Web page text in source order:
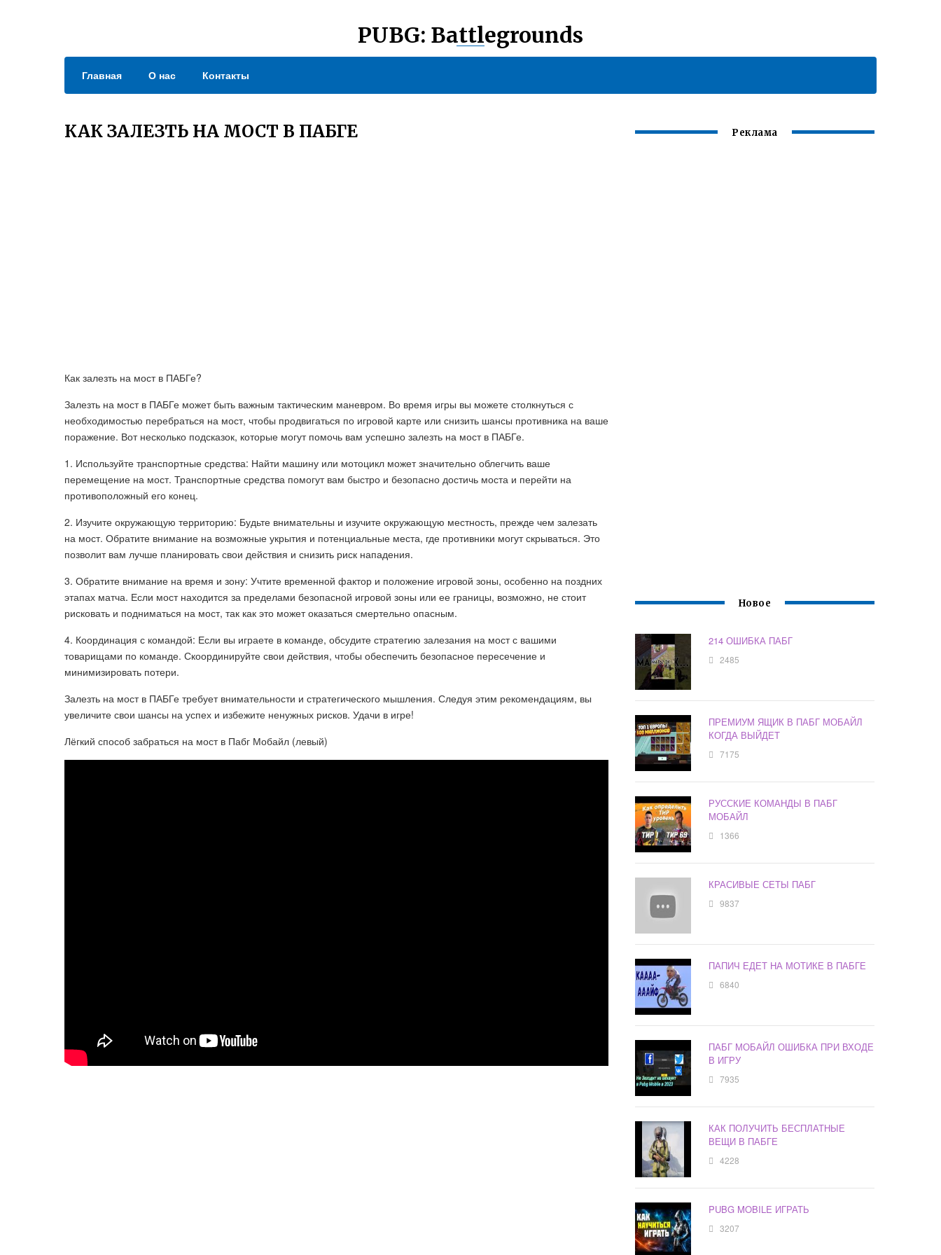
PUBG: Battlegrounds
Главная О нас Контакты
КАК ЗАЛЕЗТЬ НА МОСТ В ПАБГЕ
Как залезть на мост в ПАБГе?
Залезть на мост в ПАБГе может быть важным тактическим маневром. Во время игры вы можете столкнуться с
необходимостью перебраться на мост, чтобы продвигаться по игровой карте или снизить шансы противника на ваше
поражение. Вот несколько подсказок, которые могут помочь вам успешно залезть на мост в ПАБГе.
1. Используйте транспортные средства: Найти машину или мотоцикл может значительно облегчить ваше
перемещение на мост. Транспортные средства помогут вам быстро и безопасно достичь моста и перейти на
противоположный его конец.
2. Изучите окружающую территорию: Будьте внимательны и изучите окружающую местность, прежде чем залезать
на мост. Обратите внимание на возможные укрытия и потенциальные места, где противники могут скрываться. Это
позволит вам лучше планировать свои действия и снизить риск нападения.
3. Обратите внимание на время и зону: Учтите временной фактор и положение игровой зоны, особенно на поздних
этапах матча. Если мост находится за пределами безопасной игровой зоны или ее границы, возможно, не стоит
рисковать и подниматься на мост, так как это может оказаться смертельно опасным.
4. Координация с командой: Если вы играете в команде, обсудите стратегию залезания на мост с вашими
товарищами по команде. Скоординируйте свои действия, чтобы обеспечить безопасное пересечение и
минимизировать потери.
Залезть на мост в ПАБГе требует внимательности и стратегического мышления. Следуя этим рекомендациям, вы
увеличите свои шансы на успех и избежите ненужных рисков. Удачи в игре!
Лёгкий способ забраться на мост в Пабг Мобайл (левый)
Реклама
Новое
214 ОШИБКА ПАБГ
2485
ПРЕМИУМ ЯЩИК В ПАБГ МОБАЙЛ
КОГДА ВЫЙДЕТ
7175
РУССКИЕ КОМАНДЫ В ПАБГ
МОБАЙЛ
1366
КРАСИВЫЕ СЕТЫ ПАБГ
9837
ПАПИЧ ЕДЕТ НА МОТИКЕ В ПАБГЕ
6840
ПАБГ МОБАЙЛ ОШИБКА ПРИ ВХОДЕ
В ИГРУ
7935
КАК ПОЛУЧИТЬ БЕСПЛАТНЫЕ
ВЕЩИ В ПАБГЕ
4228
PUBG MOBILE ИГРАТЬ
3207